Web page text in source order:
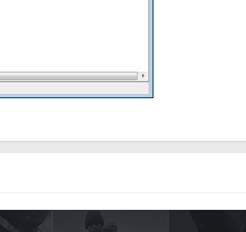
点击压缩包文件，选择“解压到当前文件夹”等选
。
洁明了的用户界面赢得了广大用户的喜爱。与同